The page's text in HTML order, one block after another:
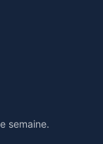
semaine.